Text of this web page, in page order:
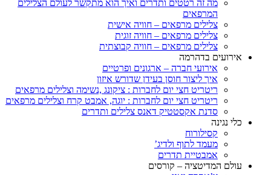
מה זה רטטים ותדרים ואיך הוא מתקשר לעולם הצלילים
המרפאים
צלילים מרפאים – חוויה אישית
צלילים מרפאים – חוויה זוגית
צלילים מרפאים – חוויה קבוצתית
אירועים בדהרמה
אירועי חברה – ארגונים ופרטיים
איך ליצור חוסן בעידן שדורש איזון
ריטריט חצי יום לחברות : ציקונג ,נשימה וצלילים מרפאים
ריטריט חצי יום לחברות : יוגה, אמבט קרח וצלילים מרפאים
סדנת אקסטטיק דאנס צלילים ותדרים
כלי נגינה
קסילורוח
מעמד לתוף ולדיג’
אמבטיית תדרים
עולם המדיטציה – קורסים